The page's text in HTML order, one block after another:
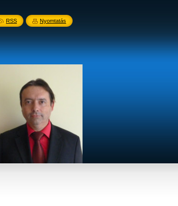
RSS Nyomtatás